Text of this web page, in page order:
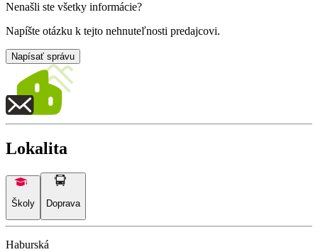
Nenašli ste všetky informácie?
Napíšte otázku k tejto nehnuteľnosti predajcovi.
Napísať správu
Lokalita
Školy Doprava
Haburská